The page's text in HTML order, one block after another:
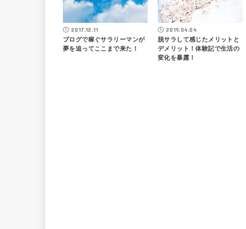
2017.12.11
ブログで稼ぐサラリーマンが
夢を追ってここまで来た！
2019.04.04
脱サラして感じたメリットと
デメリット！体験記で生活の
変化を暴露！